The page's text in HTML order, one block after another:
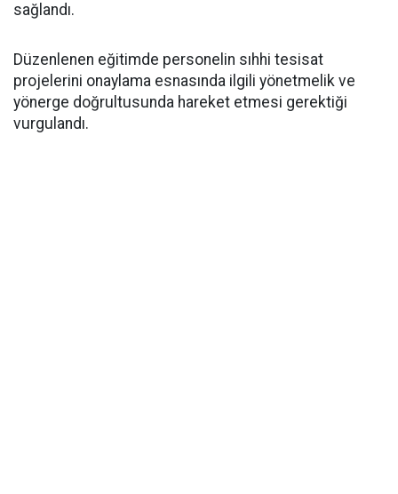
sağlandı.
Düzenlenen eğitimde personelin sıhhi tesisat
projelerini onaylama esnasında ilgili yönetmelik ve
yönerge doğrultusunda hareket etmesi gerektiği
vurgulandı.